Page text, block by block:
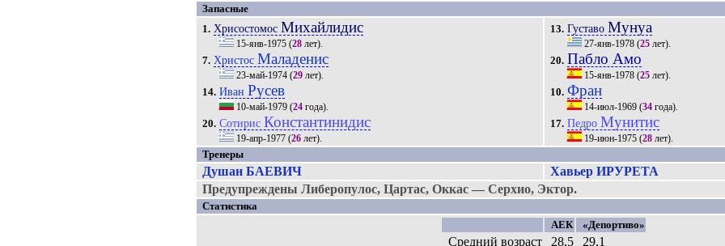
Запасные
1. Хрисостомос Михайлидис
15-янв-1975 (28 лет).
7. Христос Маладенис
23-май-1974 (29 лет).
14. Иван Русев
10-май-1979 (24 года).
20. Сотирис Константинидис
19-апр-1977 (26 лет).
13. Густаво Мунуа
27-янв-1978 (25 лет).
20. Пабло Амо
15-янв-1978 (25 лет).
10. Фран
14-июл-1969 (34 года).
17. Педро Мунитис
19-июн-1975 (28 лет).
Тренеры
Душан БАЕВИЧ
Хавьер ИРУРЕТА
Предупреждены Либеропулос, Цартас, Оккас — Серхио, Эктор.
Статистика
АЕК
«Депортиво»
Средний возраст 28,5 29,1